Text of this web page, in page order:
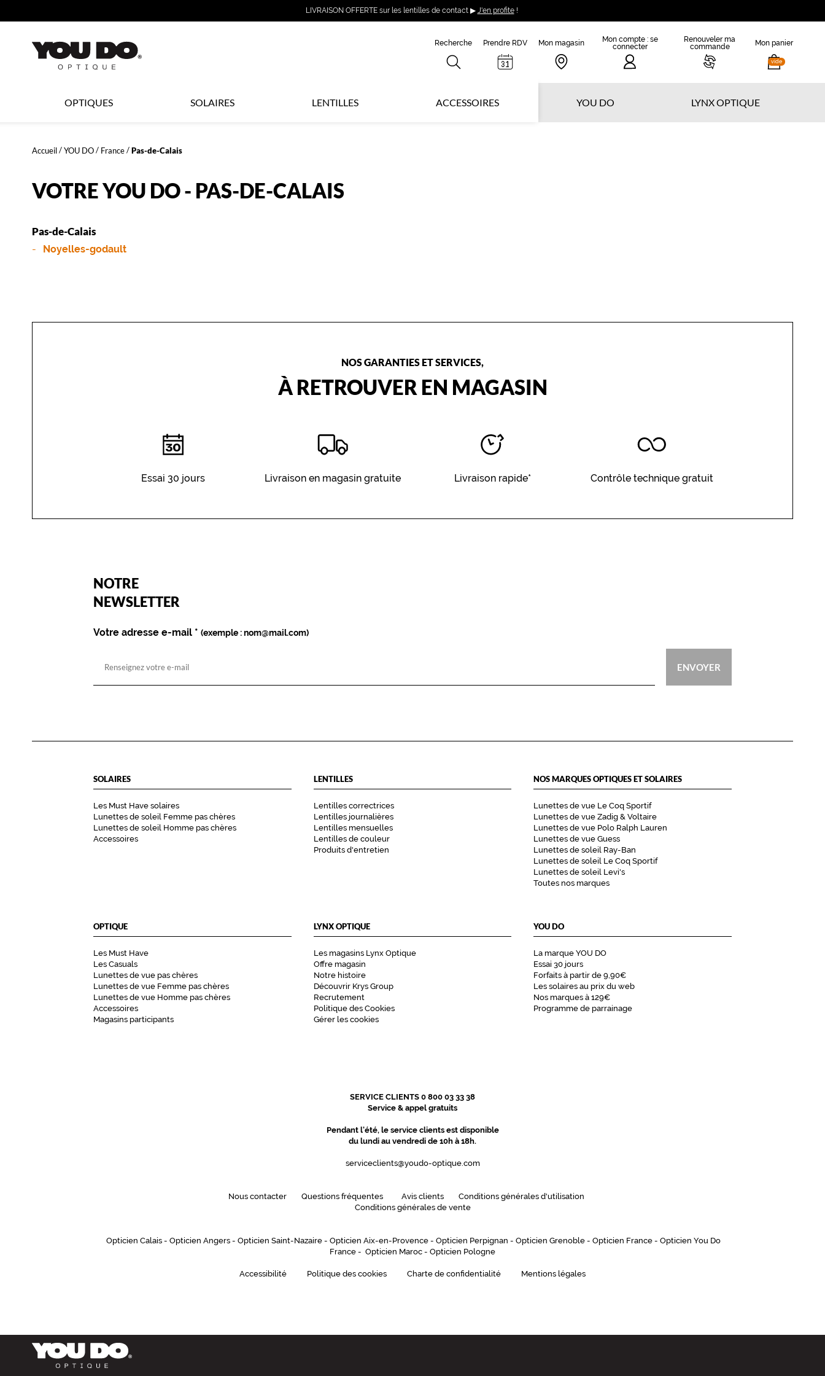
LIVRAISON OFFERTE sur les lentilles de contact ▶ J'en profite!
Opticien
LYNX
OPTIQUE
et
YOU
Recherche Prendre RDV Mon magasin
Mon compte : se
connecter
Renouveler ma
commande
vide
Mon panier
OPTIQUES SOLAIRES LENTILLES ACCESSOIRES YOU DO LYNX OPTIQUE
Accueil YOU DO France Pas-de-Calais
VOTRE YOU DO - PAS-DE-CALAIS
Pas-de-Calais
Noyelles-godault
NOS GARANTIES ET SERVICES,
À RETROUVER EN MAGASIN
Essai 30 jours Livraison en magasin gratuite Livraison rapide* Contrôle technique gratuit
NOTRE
NEWSLETTER
Name
Votre adresse e-mail *
(Ce
champ
est
obligatoire)
(exemple : nom@mail.com)
ENVOYER
SOLAIRES
Les Must Have solaires
Lunettes de soleil Femme pas chères
Lunettes de soleil Homme pas chères
Accessoires
LENTILLES
Lentilles correctrices
Lentilles journalières
Lentilles mensuelles
Lentilles de couleur
Produits d'entretien
NOS MARQUES OPTIQUES ET SOLAIRES
Lunettes de vue Le Coq Sportif
Lunettes de vue Zadig & Voltaire
Lunettes de vue Polo Ralph Lauren
Lunettes de vue Guess
Lunettes de soleil Ray-Ban
Lunettes de soleil Le Coq Sportif
Lunettes de soleil Levi's
Toutes nos marques
OPTIQUE
Les Must Have
Les Casuals
Lunettes de vue pas chères
Lunettes de vue Femme pas chères
Lunettes de vue Homme pas chères
Accessoires
Magasins participants
LYNX OPTIQUE
Les magasins Lynx Optique
Offre magasin
Notre histoire
Découvrir Krys Group
Recrutement
Politique des Cookies
Gérer les cookies
YOU DO
La marque YOU DO
Essai 30 jours
Forfaits à partir de 9,90€
Les solaires au prix du web
Nos marques à 129€
Programme de parrainage
SERVICE CLIENTS 0 800 03 33 38
Service & appel gratuits
Pendant l'été, le service clients est disponible
du lundi au vendredi de 10h à 18h.
serviceclients@youdo-optique.com
Nous contacter Questions fréquentes Avis clients
Conditions générales d'utilisation
Conditions générales de vente
Opticien Calais - Opticien Angers - Opticien Saint-Nazaire - Opticien Aix-en-Provence - Opticien Perpignan - Opticien Grenoble - Opticien France - Opticien You Do
France - Opticien Maroc - Opticien Pologne
Accessibilité Politique des cookies Charte de confidentialité Mentions légales
Retour